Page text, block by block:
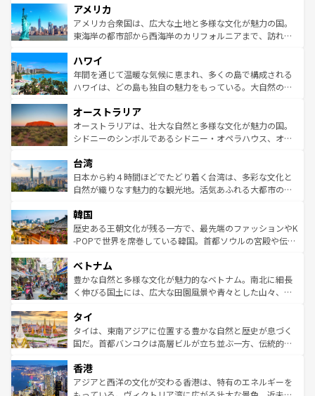
ンツ一覧を参照してほしい。
の建物がそのまま残る町や、スイスならではのユニークな
博物館もあり、アルプス観光だけでなく町歩きも満喫する
ことができる。国民の所得が高いため物価も高いが、旅行
ば市内交通費無料で観光を楽しむこともできる。 なお、新
着のスイス情報はコンテンツ一覧 を参照してほしい。
アメリカ
アメリカ合衆国は、広大な土地と多様な文化が魅力の国。
東海岸の都市部から西海岸のカリフォルニアまで、訪れる
のような巨大都市は、観光、ショッピング、エンターテイ
ンメントが詰まった刺激的なスポットだ。一方、アメリカ
西部には大自然が広がり、グランドキャニオンやイエロー
部のニューオーリンズでは、音楽と美食が融合した独特の
文化が魅力。旅行者はアメリカの各地域で異なる魅力を楽
しみながら、その多様性と豊かな歴史を感じることができ
ならではの贅沢な旅のスタイルだ。 なお、新着のアメリカ
情報はコンテンツ一覧を参照してほしい。
ハワイ
年間を通じて温暖な気候に恵まれ、多くの島で構成される
ハワイは、どの島も独自の魅力をもっている。大自然の神
ワイ島は見逃せない。また、定番の観光地といえばオアフ
島だが、静かな自然を求めるならマウイ島やカウアイ島が
おすすめ。エメラルドグリーンに輝く海をはじめ、豊かな
れるおもてなしの心で訪れる人々を迎えてくれるハワイの
人々、おいしいローカルフードやハワイアンミュージッ
ク、伝統的なフラダンスなど、すべてがハワイの魅力を彩
ワイを、存分に味わってほしい。 なお、新着のハワイ情報
はコンテンツ一覧を参照してほしい。
オーストラリア
オーストラリアは、壮大な自然と多様な文化が魅力の国。
シドニーのシンボルであるシドニー・オペラハウス、オー
リアリーフや大陸中央部にそびえるウルル（エアーズロッ
ク）、タスマニアの美しい原生林やケアンズの熱帯雨林な
ど、見どころがたくさん。また、カフェやワイン、オージ
いる。アクティビティも充実しており、サーフィンやダイ
ビング、ハイキングなど、アウトドア好きにはたまらな
い。オーストラリアの多彩な魅力を存分に味わいつくそ
参照してほしい。
台湾
日本から約４時間ほどでたどり着く台湾は、多彩な文化と
自然が織りなす魅力的な観光地。活気あふれる大都市の台
ン）、静ひつな山岳地帯である台湾東部など、都市の喧騒
と山間の静けさが共存しており、訪れる人に新しい発見と
驚きをもたらしてくれる。また、奥深い台湾の食文化も魅
容にもいいと評判のスイーツなど、バラエティ豊かな料理
が味わえる。 なお、新着の台湾情報は コンテンツ一覧を参
照してほしい。
韓国
歴史ある王朝文化が残る一方で、最先端のファッションやK
-POPで世界を席巻している韓国。首都ソウルの宮殿や伝統
き、地方に足を延ばせば四季折々の自然美を楽しむことが
できる。そして、キムチや焼肉、絶品のストリートフード
まで、さまざまな韓国料理が待っている。夜には、韓国な
リティに包まれながら、韓国の多彩な魅力を心ゆくまで味
わってみてほしい。 なお、新着の韓国情報はコンテンツ一
覧を参照してほしい。
ベトナム
豊かな自然と多様な文化が魅力的なベトナム。南北に細長
く伸びる国土には、広大な田園風景や青々とした山々、世
急速な発展と共に伝統が息づく。ハノイの古い町並みやホ
ーチミン市のフランス統治時代の建物も、独特の雰囲気を
醸し出している。また、バラエティの豊かさとおいしさで
とつ。フォーやバインミー、ベトナムコーヒーなどは、ぜ
ひ現地で味わいたい。どの地域を訪れてもあたたかい人々
が旅行者を迎えてくれるので、きっと忘れられない旅にな
タイ
タイは、東南アジアに位置する豊かな自然と歴史が息づく
国だ。首都バンコクは高層ビルが立ち並ぶ一方、伝統的な
の活気が交差している。北部ではチェンマイなどの山岳地
帯で自然と触れ合い、南部ではプーケットやクラビの美し
いビーチでリゾート気分を楽しむことができる。タイ料理
香港
アジアと西洋の文化が交わる香港は、特有のエネルギーを